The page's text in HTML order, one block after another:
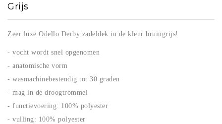
Grijs
Zeer luxe Odello Derby zadeldek in de kleur bruingrijs!
- vocht wordt snel opgenomen
- anatomische vorm
- wasmachinebestendig tot 30 graden
- mag in de droogtrommel
- functievoering: 100% polyester
- vulling: 100% polyester